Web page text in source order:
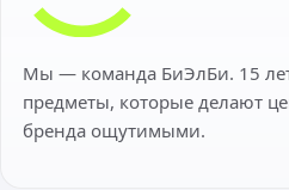
Мы — команда БиЭлБи. 15
предметы, которые делают
бренда ощутимыми.